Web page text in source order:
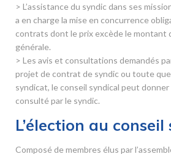
> L’assistance du syndic dans ses
a en charge la mise en concurrence
contrats dont le prix excède le montant
générale.
> Les avis et consultations demandés
projet de contrat de syndic ou toute
syndicat, le conseil syndical peut
consulté par le syndic.
L’élection au
Composé de membres élus par